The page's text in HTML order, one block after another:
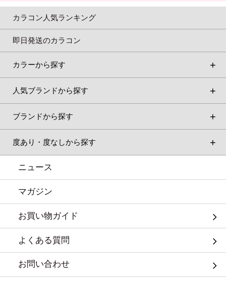
カラコン人気ランキング
即日発送のカラコン
カラーから探す
人気ブランドから探す
ブランドから探す
度あり・度なしから探す
ニュース
マガジン
お買い物ガイド
よくある質問
お問い合わせ